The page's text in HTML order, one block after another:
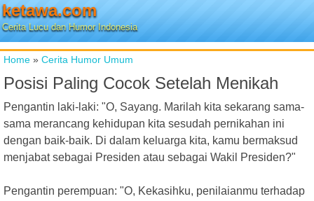
ketawa.com
Cerita Lucu dan Humor Indonesia
Home » Cerita Humor Umum
Posisi Paling Cocok Setelah Menikah
Pengantin laki-laki: "O, Sayang. Marilah kita sekarang sama-
sama merancang kehidupan kita sesudah pernikahan ini
dengan baik-baik. Di dalam keluarga kita, kamu bermaksud
menjabat sebagai Presiden atau sebagai Wakil Presiden?"
Pengantin perempuan: "O, Kekasihku, penilaianmu terhadap